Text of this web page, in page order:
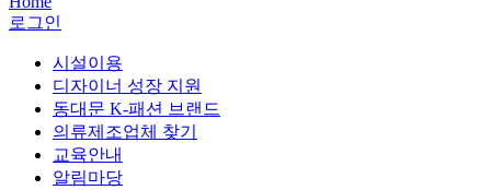
로그인
시설이용
디자이너 성장 지원
동대문 K-패션 브랜드
의류제조업체 찾기
교육안내
알림마당